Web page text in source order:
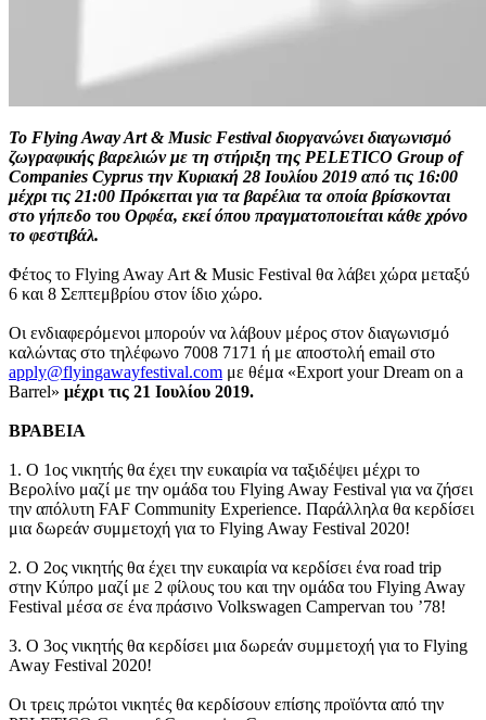
Το Flying Away Art & Music Festival διοργανώνει διαγωνισμό
ζωγραφικής βαρελιών με τη στήριξη της PELETICO Group of
Companies Cyprus την Κυριακή 28 Ιουλίου 2019 από τις 16:00
μέχρι τις 21:00 Πρόκειται για τα βαρέλια τα οποία βρίσκονται
στο γήπεδο του Ορφέα, εκεί όπου πραγματοποιείται κάθε χρόνο
το φεστιβάλ.
Φέτος το Flying Away Art & Music Festival θα λάβει χώρα μεταξύ
6 και 8 Σεπτεμβρίου στον ίδιο χώρο.
Οι ενδιαφερόμενοι μπορούν να λάβουν μέρος στον διαγωνισμό
καλώντας στο τηλέφωνο 7008 7171 ή με αποστολή email στο
apply@flyingawayfestival.com με θέμα «Export your Dream on a
Barrel» μέχρι τις 21 Ιουλίου 2019.
ΒΡΑΒΕΙΑ
1. Ο 1ος νικητής θα έχει την ευκαιρία να ταξιδέψει μέχρι το
Βερολίνο μαζί με την ομάδα του Flying Away Festival για να ζήσει
την απόλυτη FAF Community Experience. Παράλληλα θα κερδίσει
μια δωρεάν συμμετοχή για το Flying Away Festival 2020!
2. Ο 2ος νικητής θα έχει την ευκαιρία να κερδίσει ένα road trip
στην Κύπρο μαζί με 2 φίλους του και την ομάδα του Flying Away
Festival μέσα σε ένα πράσινο Volkswagen Campervan του ’78!
3. Ο 3ος νικητής θα κερδίσει μια δωρεάν συμμετοχή για το Flying
Away Festival 2020!
Οι τρεις πρώτοι νικητές θα κερδίσουν επίσης προϊόντα από την